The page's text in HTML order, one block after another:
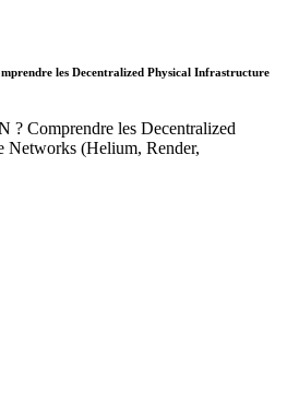
les Decentralized Physical Infrastructure
? Comprendre les Decentralized
Networks (Helium, Render,